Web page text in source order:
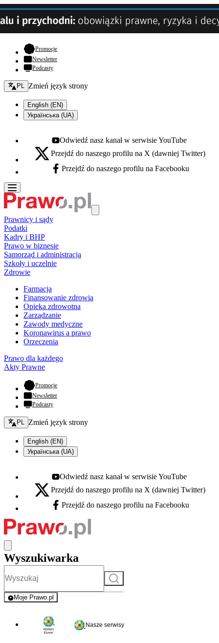
Promocje- otwiera się w nowej karcie
Newsletter
Podcasty
Zmień język - bieżący:
PL Zmień język strony
English (EN)
Українська (UA)
Youtube - otwiera się w nowej karcie
Odwiedź nasz kanał w serwisie YouTube
X - otwiera się w nowej karcie
Przejdź do naszego profilu na X (dawniej Twitter)
Facebook - otwiera się w nowej karcie
Przejdź do naszego profilu na Facebooku
Prawnicy i sądy
Podatki
Kadry i BHP
Prawo w biznesie
Samorząd i administracja
Szkoły i uczelnie
Zdrowie
Farmacja
Finansowanie zdrowia
Opieka zdrowotna
Zarządzanie
Zawody medyczne
Koronawirus a prawo
Orzeczenia
Prawo dla każdego
Akty Prawne
Promocje- otwiera się w nowej karcie
Newsletter
Podcasty
Zmień język - bieżący:
PL Zmień język strony
English (EN)
Українська (UA)
Youtube - otwiera się w nowej karcie
Odwiedź nasz kanał w serwisie YouTube
X - otwiera się w nowej karcie
Przejdź do naszego profilu na X (dawniej Twitter)
Facebook - otwiera się w nowej karcie
Przejdź do naszego profilu na Facebooku
Wyszukiwarka
Szukaj
Moje Prawo.pl
- rejestracja i logowanie do serwisu
Nasze serwisy